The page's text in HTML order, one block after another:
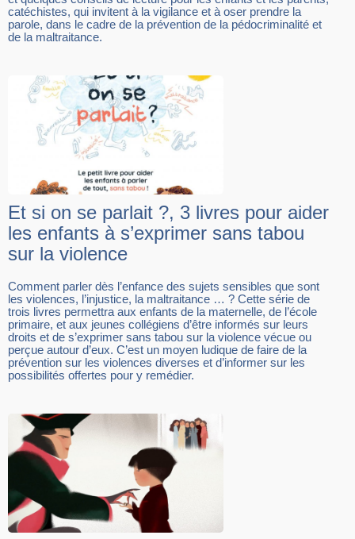
catéchistes, qui invitent à la vigilance et à oser prendre la
parole, dans le cadre de la prévention de la pédocriminalité et
de la maltraitance.
Et si on se parlait ?, 3 livres pour aider
les enfants à s’exprimer sans tabou
sur la violence
Comment parler dès l’enfance des sujets sensibles que sont
les violences, l’injustice, la maltraitance … ? Cette série de
trois livres permettra aux enfants de la maternelle, de l’école
primaire, et aux jeunes collégiens d’être informés sur leurs
droits et de s’exprimer sans tabou sur la violence vécue ou
perçue autour d’eux. C’est un moyen ludique de faire de la
prévention sur les violences diverses et d’informer sur les
possibilités offertes pour y remédier.